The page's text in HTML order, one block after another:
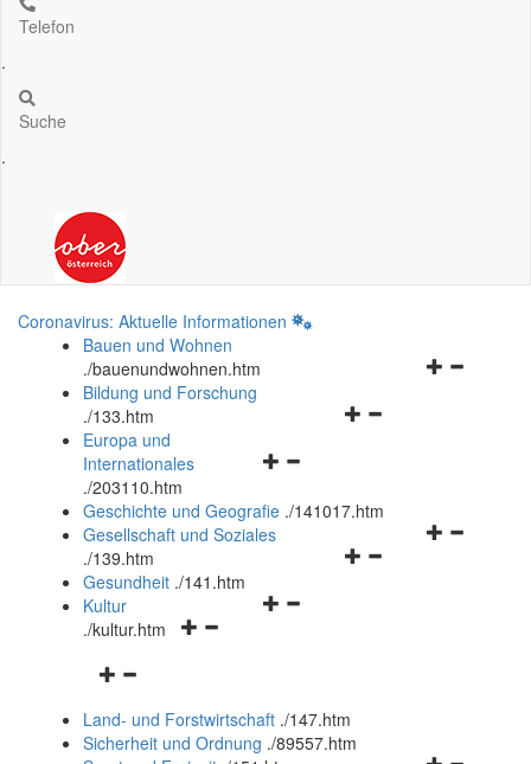
Telefon
.
Suche
.
Coronavirus: Aktuelle Informationen
Bauen und Wohnen
./bauenundwohnen.htm
Navigationsmenü
Bildung und Forschung
./133.htm
Navigationsmenü
und
schließen
Europa und
Internationales
./203110.htm
Geschichte und Geografie ./141017.htm
Navigationsmenü
Gesellschaft und Soziales
./139.htm
Navigationsmenü
Gesundheit ./141.htm
Navigationsmenü
Kultur
./kultur.htm
Navigationsmenü
und
schließen
Land- und Forstwirtschaft ./147.htm
Sicherheit und Ordnung ./89557.htm